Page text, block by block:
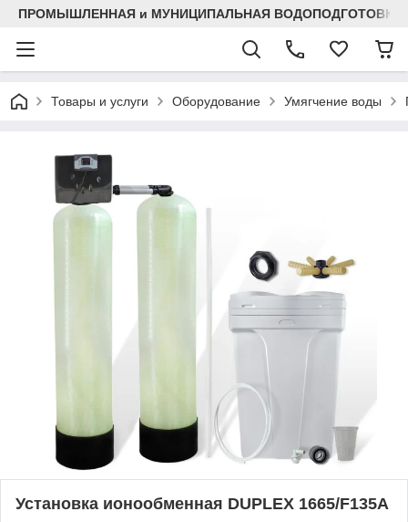
ПРОМЫШЛЕННАЯ и МУНИЦИПАЛЬНАЯ ВОДОПОДГОТОВКА
Товары и услуги Оборудование Умягчение воды
Установка ионообменная DUPLEX 1665/F135A